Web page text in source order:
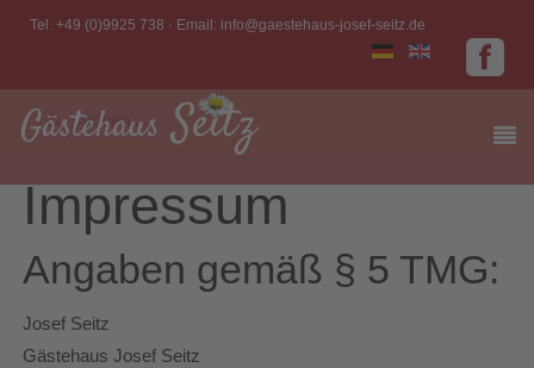
Tel. +49 (0)9925 738 · Email: info@gaestehaus-josef-seitz.de
Impressum
Angaben gemäß § 5 TMG:
Josef Seitz
Gästehaus Josef Seitz